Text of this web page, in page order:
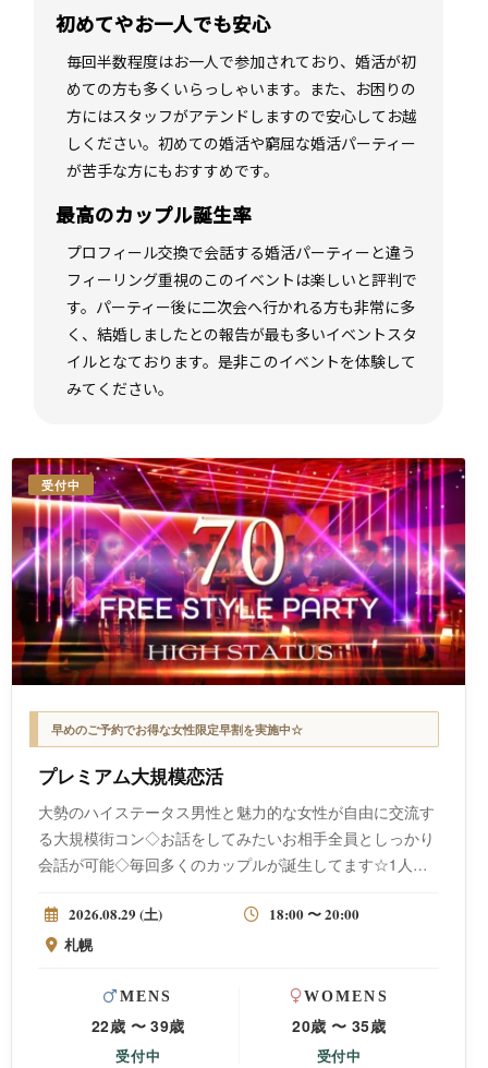
初めてやお一人でも安心
毎回半数程度はお一人で参加されており、婚活が初
めての方も多くいらっしゃいます。また、お困りの
方にはスタッフがアテンドしますので安心してお越
しください。初めての婚活や窮屈な婚活パーティー
が苦手な方にもおすすめです。
最高のカップル誕生率
プロフィール交換で会話する婚活パーティーと違う
フィーリング重視のこのイベントは楽しいと評判で
す。パーティー後に二次会へ行かれる方も非常に多
く、結婚しましたとの報告が最も多いイベントスタ
イルとなております。是非このイベントを体験して
みてください。
受付中
早めのご予約でお得な女性限定早割を実施中☆
プレミアム大規模恋活
大勢のハイステータス男性と魅力的な女性が自由に交流す
る大規模街コン◇お話をしてみたいお相手全員としっかり
会話が可能◇毎回多くのカップルが誕生してます☆1人参
みつけましょう♡
2026.08.29 (土)
18:00 〜 20:00
札幌
MENS
22歳 〜 39歳
受付中
WOMENS
20歳 〜 35歳
受付中